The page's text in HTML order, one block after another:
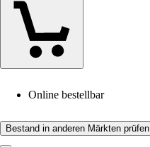
Online bestellbar
Bestand in anderen Märkten prüfen